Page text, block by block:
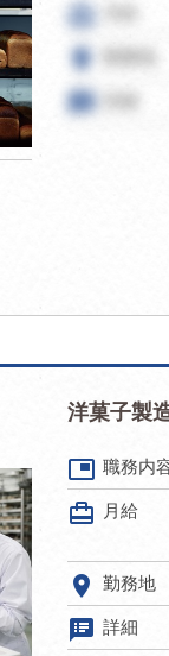
card_travel
room
speaker_notes
洋菓子製
picture_in_picture 職務内
card_travel 月給
room 勤務地
speaker_notes 詳細